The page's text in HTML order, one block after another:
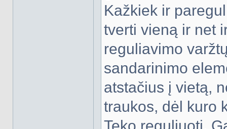
Kažkiek ir
tverti vieną ir net
reguliavimo
sandarinimo
atstačius į vietą,
traukos, dėl kuro